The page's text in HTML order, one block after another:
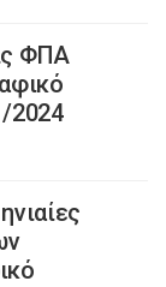
ΦΠΑ
2024